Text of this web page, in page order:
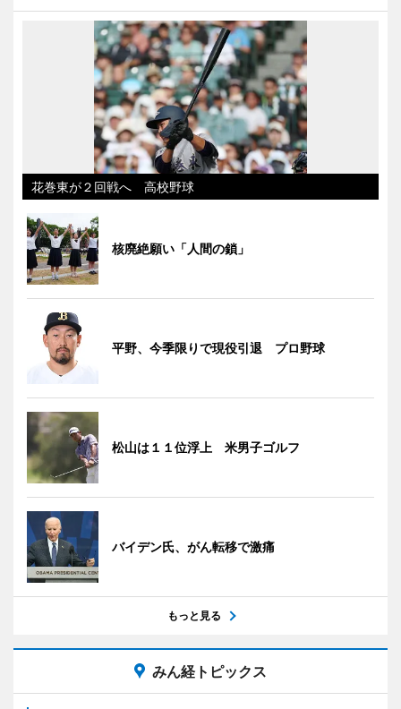
花巻東が２回戦へ 高校野球
核廃絶願い「人間の鎖」
平野、今季限りで現役引退 プロ野球
松山は１１位浮上 米男子ゴルフ
バイデン氏、がん転移で激痛
もっと見る
みん経トピックス